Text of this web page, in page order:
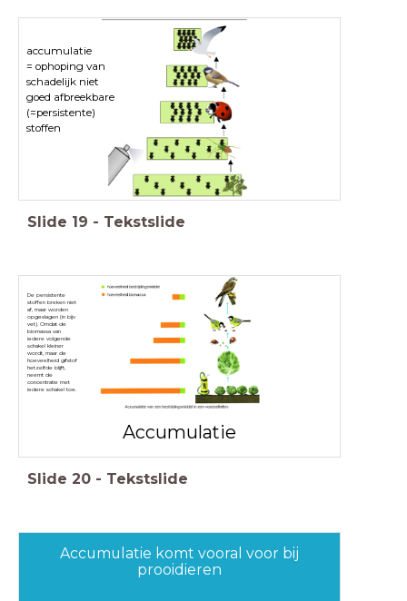
accumulatie
= ophoping van
schadelijk niet
goed afbreekbare
(=persistente)
stoffen
Slide 19 - Tekstslide
Accumulatie
De persistente
stoffen breken niet
af, maar worden
opgeslagen (in bijv
vet). Omdat de
biomassa van
iedere volgende
schakel kleiner
wordt, maar de
hoeveelheid gifstof
hetzelfde blijft,
neemt de
concentratie met
iedere schakel toe.
Slide 20 - Tekstslide
Accumulatie komt vooral voor bij
prooidieren